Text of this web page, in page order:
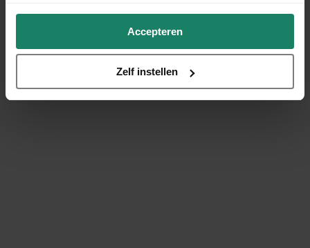
Accepteren
Zelf instellen